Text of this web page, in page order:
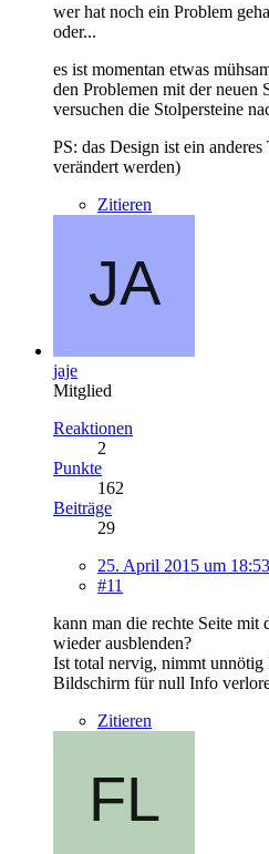
wer hat noch ein Problem
oder...
es ist momentan etwas
den Problemen mit der neuen
versuchen die Stolpersteine
PS: das Design ist ein
verändert werden)
Zitieren
jaje
Mitglied
Reaktionen
2
Punkte
162
Beiträge
29
25. April 2015 um 18:53
#11
kann man die rechte Seite mit
wieder ausblenden?
Ist total nervig, nimmt unnötig
Bildschirm für null Info
Zitieren